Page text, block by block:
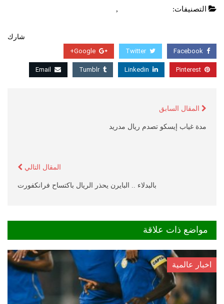
التصنيفات: ,
شارك
Facebook
Twitter
Google+
Pinterest
Linkedin
Tumblr
Email
المقال السابق
مدة غياب إيسكو تصدم ريال مدريد
المقال التالي
بالبدلاء .. البايرن يحذر الريال باكتساح فرانكفورت
مواضع ذات علاقة
اخبار عالمية